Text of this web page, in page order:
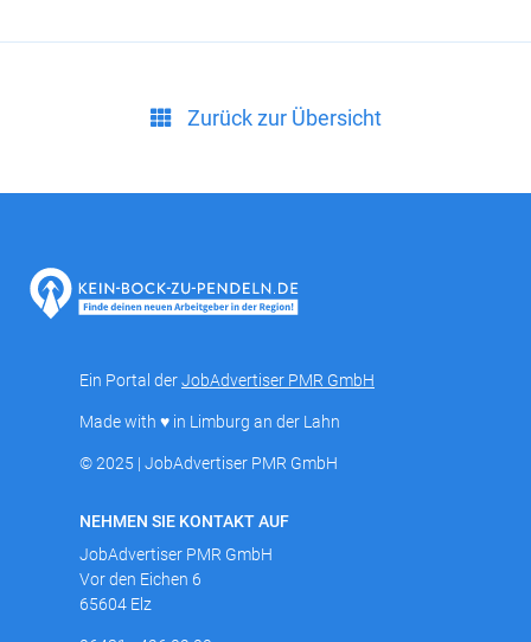
Zurück zur Übersicht
Ein Portal derJobAdvertiser PMR GmbH
Made with ♥ in Limburg an der Lahn
© 2025 | JobAdvertiser PMR GmbH
NEHMEN SIE KONTAKT AUF
JobAdvertiser PMR GmbH
Vor den Eichen 6
65604 Elz